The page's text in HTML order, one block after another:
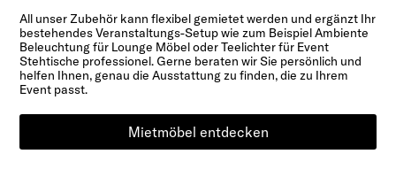
All unser Zubehör kann flexibel gemietet werden und ergänzt Ihr
bestehendes Veranstaltungs-Setup wie zum Beispiel Ambiente
Beleuchtung für Lounge Möbel oder Teelichter für Event
Stehtische professionel. Gerne beraten wir Sie persönlich und
helfen Ihnen, genau die Ausstattung zu finden, die zu Ihrem
Event passt.
Mietmöbel entdecken